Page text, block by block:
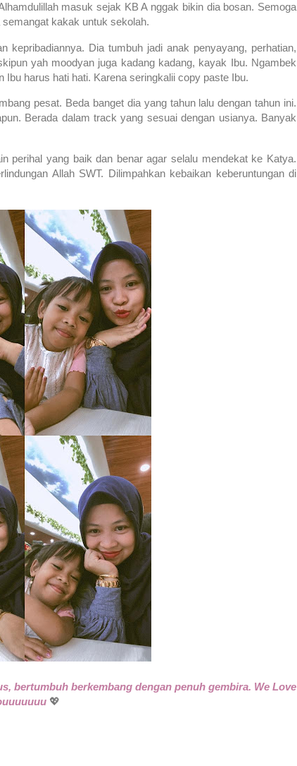
masuk sejak KB A nggak bikin dia bosan. Semoga
kakak untuk sekolah.
kepribadiannya. Dia tumbuh jadi anak penyayang, perhatian,
yah moodyan juga kadang kadang, kayak Ibu. Ngambek
harus hati hati. Karena seringkalii copy paste Ibu.
pesat. Beda banget dia yang tahun lalu dengan tahun ini.
Berada dalam track yang sesuai dengan usianya. Banyak
perihal yang baik dan benar agar selalu mendekat ke Katya.
Allah SWT. Dilimpahkan kebaikan keberuntungan di
bertumbuh berkembang dengan penuh gembira. We Love
💖